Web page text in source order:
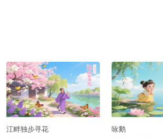
江畔独步寻花
咏鹅